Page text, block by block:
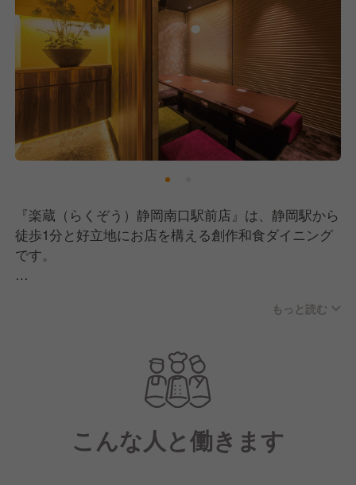
『楽蔵（らくぞう）静岡南口駅前店』は、静岡駅から
徒歩1分と好立地にお店を構える創作和食ダイニング
です。
旬の食材をふんだんに使用し、素材を活かしたメニュ
更に、店長以上のマネージャーや課長など、様々なポ
ストもご用意しているので、キャリアアップしやすい
あなたの努力がお給与にもしっかりと反映されるシス
テムとなっています。
もっと読む
こんな人と働きます